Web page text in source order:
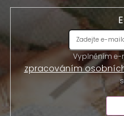
Vyplněním
zpracováním